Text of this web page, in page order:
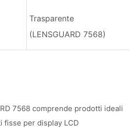
Trasparente
(LENSGUARD 7568)
7568 comprende prodotti ideali
fisse per display LCD